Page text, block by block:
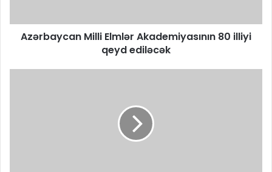
Azərbaycan Milli Elmlər Akademiyasının 80 illiyi
qeyd ediləcək